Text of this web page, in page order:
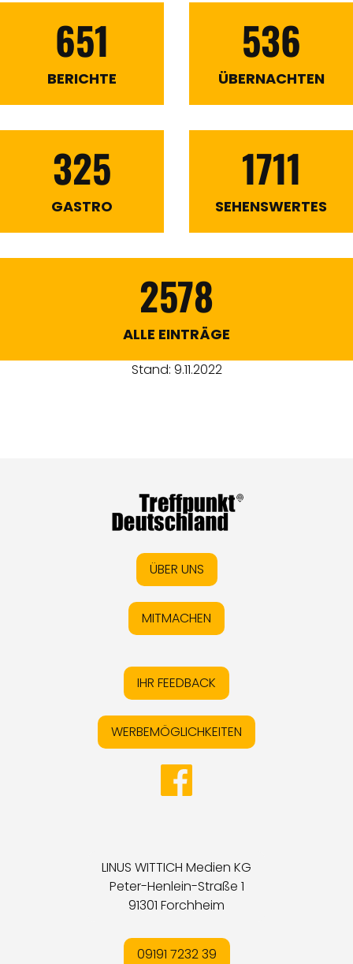
651
BERICHTE
536
ÜBERNACHTEN
325
GASTRO
1711
SEHENSWERTES
2578
ALLE EINTRÄGE
Stand: 9.11.2022
ÜBER UNS
MITMACHEN
IHR FEEDBACK
WERBEMÖGLICHKEITEN
LINUS WITTICH Medien KG
Peter-Henlein-Straße 1
91301 Forchheim
09191 7232 39